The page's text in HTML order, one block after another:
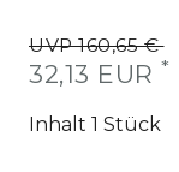
UVP 160,65 €
32,13 EUR *
Inhalt 1 Stück